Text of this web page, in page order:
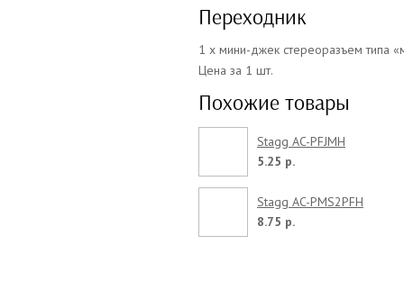
Переходник
1 x мини-джек стереоразъем типа
Цена за 1 шт.
Похожие товары
Stagg AC-PFJMH
5.25 р.
Stagg AC-PMS2PFH
8.75 р.